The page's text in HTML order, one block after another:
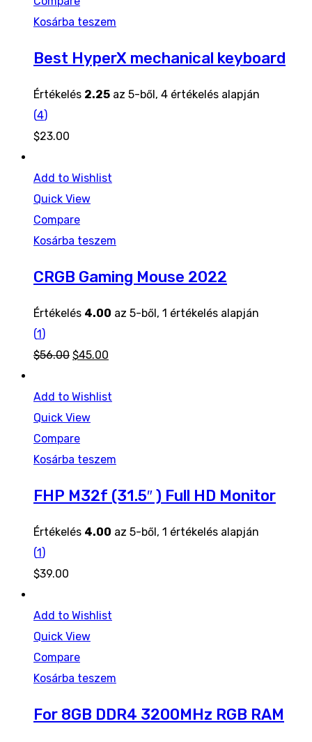
Kosárba teszem
Best HyperX mechanical keyboard
Értékelés 2.25 az 5-ből, 4 értékelés alapján
(4)
$23.00
Add to Wishlist
Quick View
Compare
Kosárba teszem
CRGB Gaming Mouse 2022
Értékelés 4.00 az 5-ből, 1 értékelés alapján
(1)
$56.00 Original
was:
$56.00.
$45.00
is:
Add to Wishlist
Quick View
Compare
Kosárba teszem
FHP M32f (31.5″ ) Full HD Monitor
Értékelés 4.00 az 5-ből, 1 értékelés alapján
(1)
$39.00
Add to Wishlist
Quick View
Compare
Kosárba teszem
For 8GB DDR4 3200MHz RGB RAM